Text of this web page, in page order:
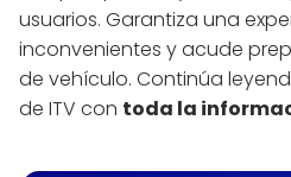
usuarios. Garantiza una
inconvenientes y acude
de vehículo. Continúa
de ITV con toda la